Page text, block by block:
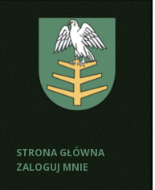
STRONA GŁÓWNA
ZALOGUJ MNIE